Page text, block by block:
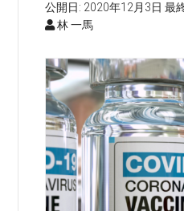
公開日: 2020年12月3日 最
林 一馬